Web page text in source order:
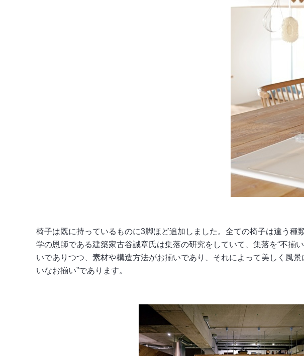
椅子は既に持っているものに3脚ほど追加しました。全ての椅子は違う
学の恩師である建築家古谷誠章氏は集落の研究をしていて、集落を“不
いでありつつ、素材や構造方法がお揃いであり、それによって美しく風
いなお揃い”であります。